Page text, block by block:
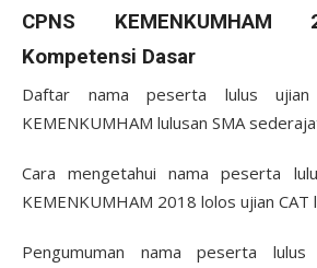
CPNS
Kompetensi Dasar
Daftar nama peserta lulus ujian
KEMENKUMHAM lulusan SMA
Cara mengetahui nama peserta
KEMENKUMHAM 2018 lolos ujian CAT
Pengumuman nama peserta